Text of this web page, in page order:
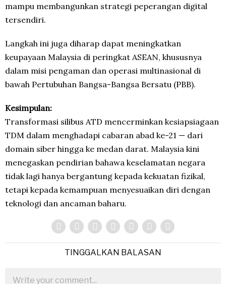
mampu membangunkan strategi peperangan digital
tersendiri.
Langkah ini juga diharap dapat meningkatkan
keupayaan Malaysia di peringkat ASEAN, khususnya
dalam misi pengaman dan operasi multinasional di
bawah Pertubuhan Bangsa-Bangsa Bersatu (PBB).
Kesimpulan:
Transformasi silibus ATD mencerminkan kesiapsiagaan
TDM dalam menghadapi cabaran abad ke-21 — dari
domain siber hingga ke medan darat. Malaysia kini
menegaskan pendirian bahawa keselamatan negara
tidak lagi hanya bergantung kepada kekuatan fizikal,
tetapi kepada kemampuan menyesuaikan diri dengan
teknologi dan ancaman baharu.
TINGGALKAN BALASAN